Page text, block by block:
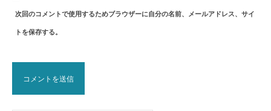
次回のコメントで使用するためブラウザーに自分の名前、メールアドレス、サイ
トを保存する。